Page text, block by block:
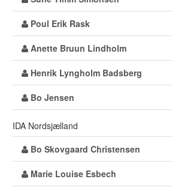
Poul Erik Rask
Anette Bruun Lindholm
Henrik Lyngholm Badsberg
Bo Jensen
IDA Nordsjælland
Bo Skovgaard Christensen
Marie Louise Esbech